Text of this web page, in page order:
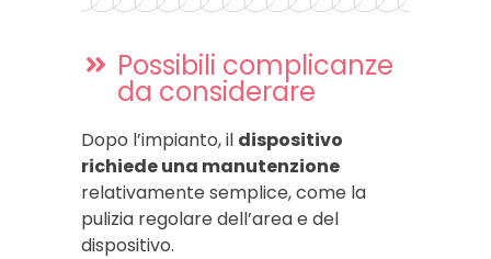
Possibili complicanze
da considerare
Dopo l’impianto, il dispositivo
richiede una manutenzione
relativamente semplice, come la
pulizia regolare dell’area e del
dispositivo.